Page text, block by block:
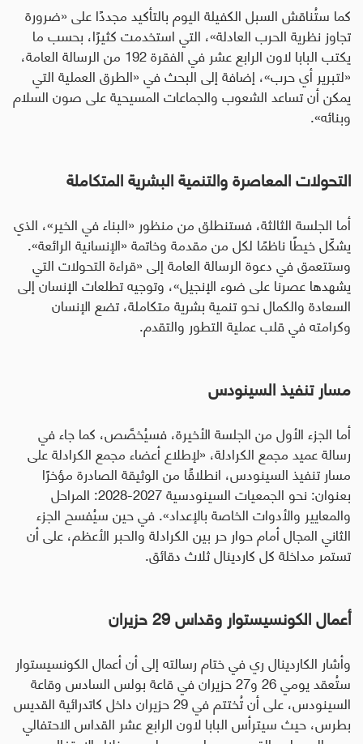
كما ستُناقش السبل الكفيلة اليوم بالتأكيد مجددًا على «ضرورة
تجاوز نظرية الحرب العادلة»، التي استخدمت كثيرًا، بحسب ما
يكتب البابا لاون الرابع عشر في الفقرة 192 من الرسالة العامة،
«لتبرير أي حرب»، إضافة إلى البحث في «الطرق العملية التي
يمكن أن تساعد الشعوب والجماعات المسيحية على صون السلام
وبنائه».
التحولات المعاصرة والتنمية البشرية المتكاملة
أما الجلسة الثالثة، فستنطلق من منظور «البناء في الخير»، الذي
يشكّل خيطًا ناظمًا لكل من مقدمة وخاتمة «الإنسانية الرائعة».
وستتعمق في دعوة الرسالة العامة إلى «قراءة التحولات التي
يشهدها عصرنا على ضوء الإنجيل»، وتوجيه تطلعات الإنسان إلى
السعادة والكمال نحو تنمية بشرية متكاملة، تضع الإنسان
وكرامته في قلب عملية التطور والتقدم.
مسار تنفيذ السينودس
أما الجزء الأول من الجلسة الأخيرة، فسيُخصَّص، كما جاء في
رسالة عميد مجمع الكرادلة، «لإطلاع أعضاء مجمع الكرادلة على
مسار تنفيذ السينودس، انطلاقًا من الوثيقة الصادرة مؤخرًا
بعنوان: نحو الجمعيات السينودسية 2027-2028: المراحل
والمعايير والأدوات الخاصة بالإعداد». في حين سيُفسح الجزء
الثاني المجال أمام حوار حر بين الكرادلة والحبر الأعظم، على أن
تستمر مداخلة كل كاردينال ثلاث دقائق.
أعمال الكونسيستوار وقداس 29 حزيران
وأشار الكاردينال ري في ختام رسالته إلى أن أعمال الكونسيستوار
ستُعقد يومي 26 و27 حزيران في قاعة بولس السادس وقاعة
السينودس، على أن تُختتم في 29 حزيران داخل كاتدرائية القديس
بطرس، حيث سيترأس البابا لاون الرابع عشر القداس الاحتفالي